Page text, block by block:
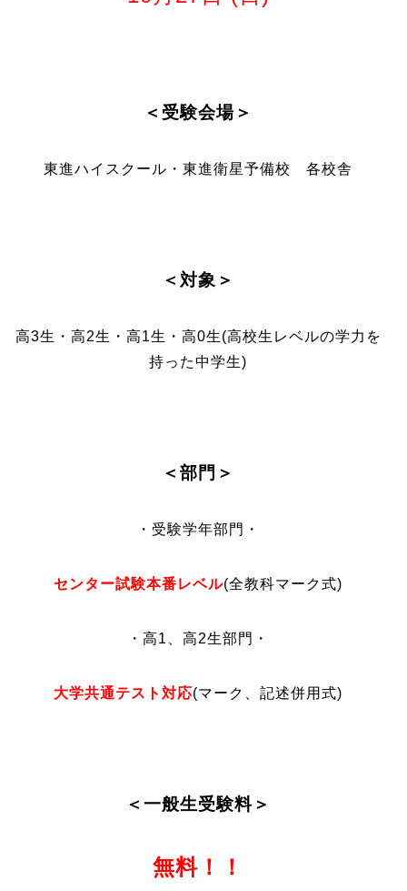
＜受験会場＞
東進ハイスクール・東進衛星予備校 各校舎
＜対象＞
高3生・高2生・高1生・高0生(高校生レベルの学力を
持った中学生)
＜部門＞
・受験学年部門・
センター試験本番レベル(全教科マーク式)
・高1、高2生部門・
大学共通テスト対応(マーク、記述併用式)
＜一般生受験料＞
無料！！